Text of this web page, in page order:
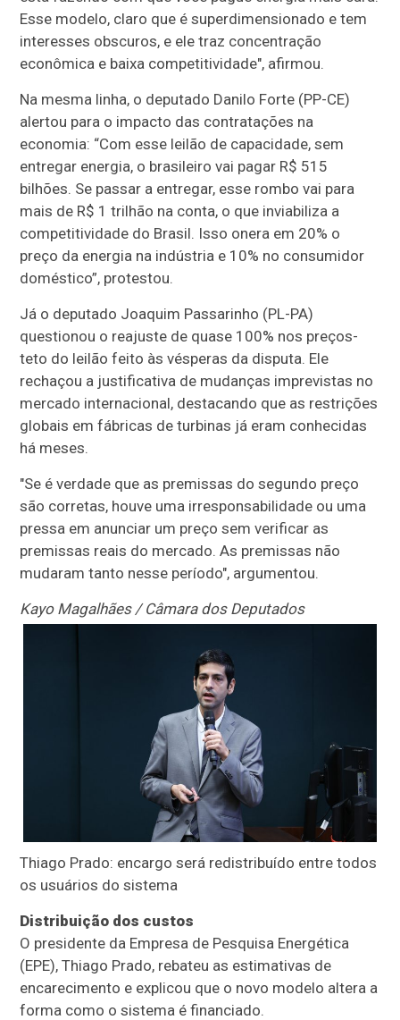
Esse modelo, claro que é superdimensionado e tem
interesses obscuros, e ele traz concentração
econômica e baixa competitividade", afirmou.
Na mesma linha, o deputado Danilo Forte (PP-CE)
alertou para o impacto das contratações na
economia: “Com esse leilão de capacidade, sem
entregar energia, o brasileiro vai pagar R$ 515
bilhões. Se passar a entregar, esse rombo vai para
mais de R$ 1 trilhão na conta, o que inviabiliza a
competitividade do Brasil. Isso onera em 20% o
preço da energia na indústria e 10% no consumidor
doméstico”, protestou.
Já o deputado Joaquim Passarinho (PL-PA)
questionou o reajuste de quase 100% nos preços-
teto do leilão feito às vésperas da disputa. Ele
rechaçou a justificativa de mudanças imprevistas no
mercado internacional, destacando que as restrições
globais em fábricas de turbinas já eram conhecidas
há meses.
"Se é verdade que as premissas do segundo preço
são corretas, houve uma irresponsabilidade ou uma
pressa em anunciar um preço sem verificar as
premissas reais do mercado. As premissas não
mudaram tanto nesse período", argumentou.
Kayo Magalhães / Câmara dos Deputados
Thiago Prado: encargo será redistribuído entre todos
os usuários do sistema
Distribuição dos custos
O presidente da Empresa de Pesquisa Energética
(EPE), Thiago Prado, rebateu as estimativas de
encarecimento e explicou que o novo modelo altera a
forma como o sistema é financiado.